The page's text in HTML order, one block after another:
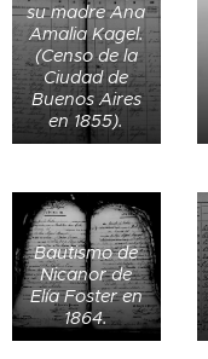
su madre Ana
Amalia Kagel.
(Censo de la
Ciudad de
Buenos Aires
en 1855).
Bautismo de
Nicanor de
Elía Foster en
1864.
Registro de
bautismo de
Ana Foster de